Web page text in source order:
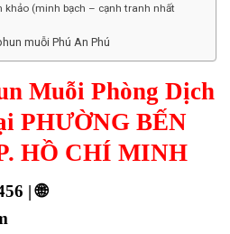
khảo (minh bạch – cạnh tranh nhất
muỗi Phú An Phú
Muỗi Phòng Dịch
PHƯỜNG BẾN
HỒ CHÍ MINH
| 🌐